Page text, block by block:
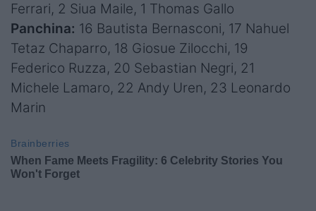
Ferrari, 2 Siua Maile, 1 Thomas Gallo
Panchina: 16 Bautista Bernasconi, 17 Nahuel
Tetaz Chaparro, 18 Giosue Zilocchi, 19
Federico Ruzza, 20 Sebastian Negri, 21
Michele Lamaro, 22 Andy Uren, 23 Leonardo
Marin